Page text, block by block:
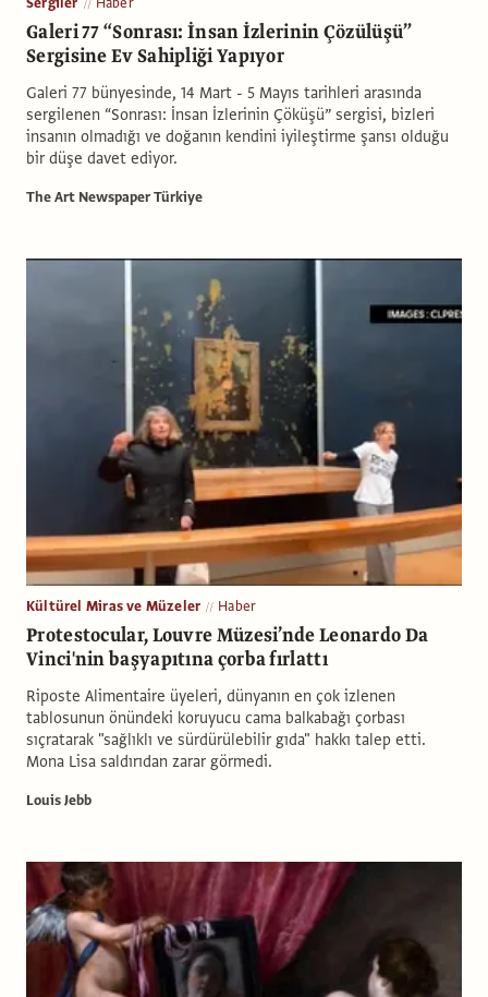
Galeri 77 “Sonrası: İnsan İzlerinin Çözülüşü”
Sergisine Ev Sahipliği Yapıyor
Galeri 77 bünyesinde, 14 Mart - 5 Mayıs tarihleri arasında
sergilenen “Sonrası: İnsan İzlerinin Çöküşü” sergisi, bizleri
insanın olmadığı ve doğanın kendini iyileştirme şansı olduğu
bir düşe davet ediyor.
The Art Newspaper Türkiye
Kültürel Miras ve Müzeler Haber
Protestocular, Louvre Müzesi’nde Leonardo Da
Vinci'nin başyapıtına çorba fırlattı
Riposte Alimentaire üyeleri, dünyanın en çok izlenen
tablosunun önündeki koruyucu cama balkabağı çorbası
sıçratarak "sağlıklı ve sürdürülebilir gıda" hakkı talep etti.
Mona Lisa saldırıdan zarar görmedi.
Louis Jebb